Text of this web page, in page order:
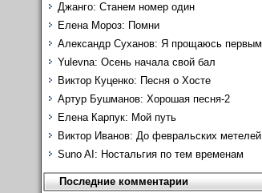
Джанго: Станем номер один
Елена Мороз: Помни
Александр Суханов: Я прощаюсь первым
Yulevna: Осень начала свой бал
Виктор Куценко: Песня о Хосте
Артур Бушманов: Хорошая песня-2
Елена Карпук: Мой путь
Виктор Иванов: До февральских метелей
Suno AI: Ностальгия по тем временам
Последние комментарии